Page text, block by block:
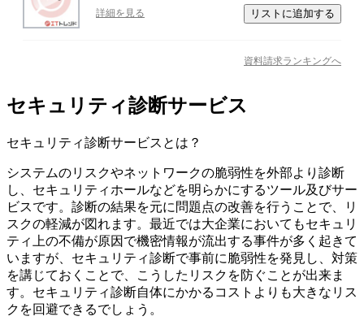
詳細を見る リストに追加する
資料請求ランキングへ
セキュリティ診断サービス
セキュリティ診断サービス とは？
システムのリスクやネットワークの脆弱性を外部より診断
し、セキュリティホールなどを明らかにするツール及びサー
ビスです。診断の結果を元に問題点の改善を行うことで、リ
スクの軽減が図れます。最近では大企業においてもセキュリ
ティ上の不備が原因で機密情報が流出する事件が多く起きて
いますが、セキュリティ診断で事前に脆弱性を発見し、対策
を講じておくことで、こうしたリスクを防ぐことが出来ま
す。セキュリティ診断自体にかかるコストよりも大きなリス
クを回避できるでしょう。